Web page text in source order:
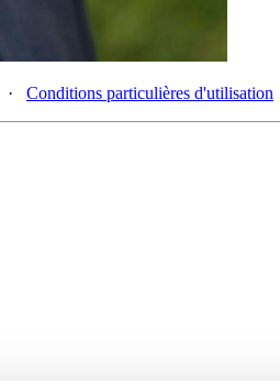
· Conditions particulières d'utilisation